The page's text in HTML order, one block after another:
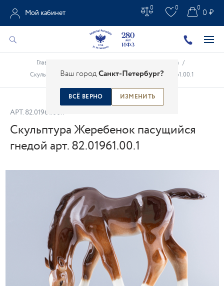
Ваш городСанкт-Петербург?
ВСЁ ВЕРНО ИЗМЕНИТЬ
Мой кабинет
0 0 0 ₽
0
Главная Анималистическая скульптура /
Скульптура Жеребенок пасущийся гнедой арт. 82.01961.00.1
АРТ. 82.01961.00.1
Скульптура Жеребенок пасущийся
гнедой арт. 82.01961.00.1